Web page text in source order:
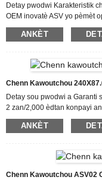
Detay pwodwi Karakteristik
OEM inovatè ASV yo pèmèt
bon teknoloji nan klas li ki
dirijan. Chenn yo maksimize
ba pou tout sezon ak yon
ANKÈT
Chenn Kawoutchou
Detay sou pwodwi a Garanti
2 zan/2,000 èdtan konpayi
kouvri ray yo pou tout peryòd
derayman nan endistri a sou
a maksimize atravè sèt
ANKÈT
Chenn Kawoutchou ASV02